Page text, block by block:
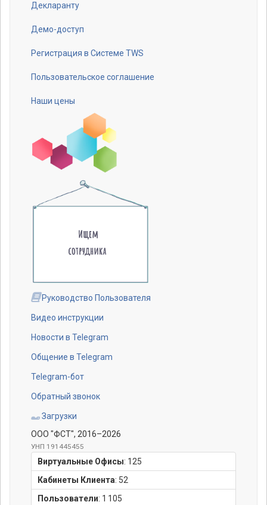
Footer
menu
Декларанту
Демо-доступ
Регистрация в Системе TWS
Пользовательское соглашение
Наши цены
Руководство Пользователя
Видео инструкции
Новости в Telegram
Общение в Telegram
Telegram-бот
Обратный звонок
Загрузки
ООО "ФСТ", 2016–2026
УНП 191445455
Виртуальные Офисы: 125
Кабинеты Клиента: 52
Пользователи: 1 105